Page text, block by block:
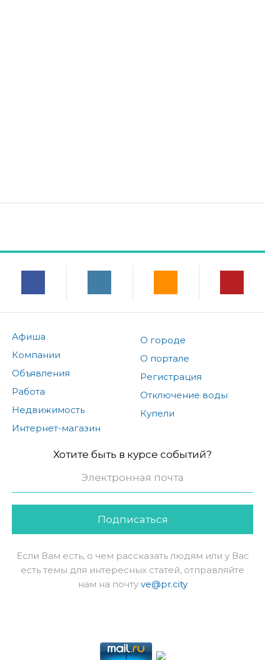
Афиша
Компании
Объявления
Работа
Недвижимость
Интернет-магазин
О городе
О портале
Регистрация
Отключение воды
Купели
Хотите быть в курсе событий?
Подписаться
Если Вам есть, о чем рассказать людям или у Вас
есть темы для интересных статей, отправляйте
нам на почту ve@pr.city